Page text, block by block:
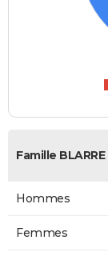
Famille BLARRE
Hommes
Femmes